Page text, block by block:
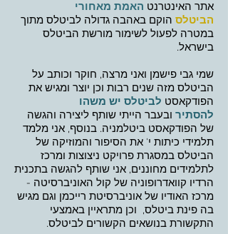
אתר האינטרנט האמת מאחורי
הביטלס הוקם באהבה גדולה לביטלס מתוך
במטרה לפעול לשימור מורשת הביטלס
בישראל.
שמי גבי פישמן ואני מרצה, חוקר וכותב על
הביטלס מזה שנים רבות וכן יוצר ומגיש את
הפודקאסט לביטלס יש משהו
להסתיר ובעבר הייתי שותף ליצירה והגשה
של הפודקאסט ביטלמניה. בנוסף, אני מלמד
תלמידי כיתות י' את הסיפור והמוזיקה של
הביטלס במסגרת פרויקט ניצוצות ומרכז
לתלמידים מחוננים, אני שותף להגשה בתכנית
הרדיו קוואדרופוניה של קול האוניברסיטה -
מרכז האודיו של אוניברסיטת רייכמן וגם מגיש
בה פינת ביטלס, וכן מתראיין באמצעי
התקשורת בנושאים הקשורים לביטלס.